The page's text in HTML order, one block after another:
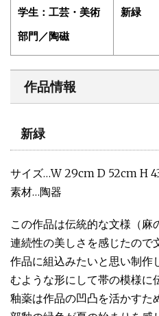
学生：工芸・美術
部門／陶磁
新緑
作品情報
新緑
サイズ…W 29cm D 52cm H
素材…陶器
この作品は伝統的な文様（麻
連続性の美しさを感じたので
作品に組込みたいと思い制作
むような形にして帯の模様に
釉薬は作品の凹凸を活かすた